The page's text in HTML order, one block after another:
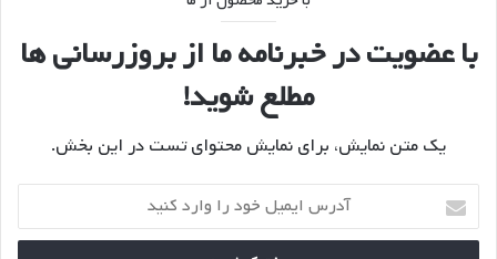
با عضویت در خبرنامه ما از بروزرسانی ها
مطلع شوید!
یک متن نمایش، برای نمایش محتوای تست در این بخش.
آدرس
ایمیل
خود
را